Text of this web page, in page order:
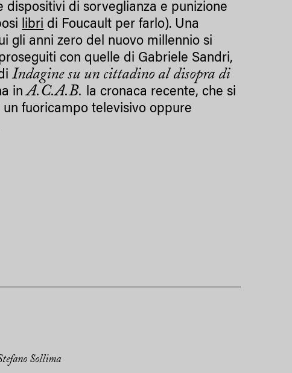
dispositivi di sorveglianza e punizione
libri di Foucault per farlo). Una
gli anni zero del nuovo millennio si
con quelle di Gabriele Sandri,
Indagine su un cittadino al disopra di
inA.C.A.B. la cronaca recente, che si
fuoricampo televisivo oppure
Sollima